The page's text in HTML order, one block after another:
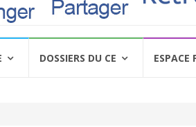
DOSSIERS DU CE ESPACE